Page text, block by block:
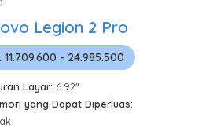
Legion 2 Pro
11.709.600 - 24.985.500
Layar: 6.92"
yang Dapat Diperluas: